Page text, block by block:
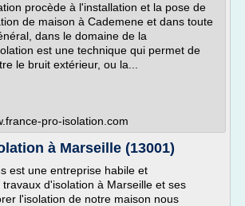
procède à l'installation et la pose de
de maison à Cademene et dans toute
dans le domaine de la
est une technique qui permet de
le bruit extérieur, ou la...
pro-isolation.com
à Marseille (13001)
est une entreprise habile et
d'isolation à Marseille et ses
l'isolation de notre maison nous